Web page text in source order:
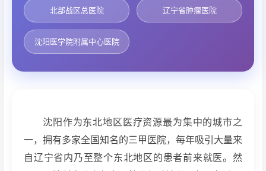
北部战区总医院 辽宁省肿瘤医院
沈阳医学院附属中心医院
沈阳作为东北地区医疗资源最为集中的城市之
一，拥有多家全国知名的三甲医院，每年吸引大量来
自辽宁省内乃至整个东北地区的患者前来就医。然